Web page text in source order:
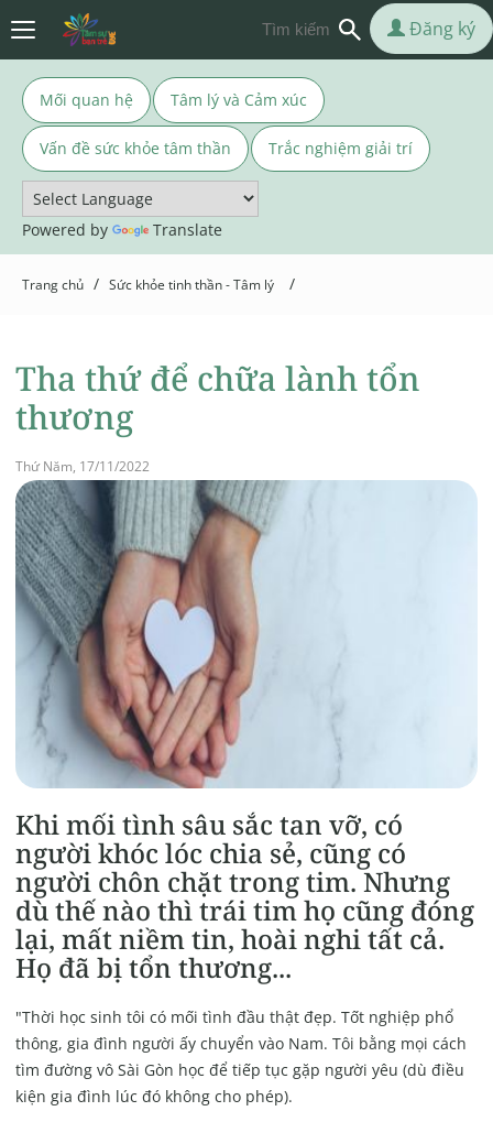
Mối quan hệ Tâm lý và Cảm xúc
Vấn đề sức khỏe tâm thần Trắc nghiệm giải trí
Powered by Translate
Đăng ký
Trang chủ / Sức khỏe tinh thần - Tâm lý /
Tha thứ để chữa lành tổn
thương
Thứ Năm, 17/11/2022
Khi mối tình sâu sắc tan vỡ, có
người khóc lóc chia sẻ, cũng có
người chôn chặt trong tim. Nhưng
dù thế nào thì trái tim họ cũng đóng
lại, mất niềm tin, hoài nghi tất cả.
Họ đã bị tổn thương...
"Thời học sinh tôi có mối tình đầu thật đẹp. Tốt nghiệp phổ
thông, gia đình người ấy chuyển vào Nam. Tôi bằng mọi cách
tìm đường vô Sài Gòn học để tiếp tục gặp người yêu (dù điều
kiện gia đình lúc đó không cho phép).